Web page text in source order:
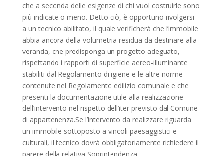
che a seconda delle esigenze di chi vuol costruirle sono
più indicate o meno. Detto ciò, è opportuno rivolgersi
a un tecnico abilitato, il quale verificherà che l’immobile
abbia ancora della volumetria residua da destinare alla
veranda, che predisponga un progetto adeguato,
rispettando i rapporti di superficie aereo-illuminante
stabiliti dal Regolamento di igiene e le altre norme
contenute nel Regolamento edilizio comunale e che
presenti la documentazione utile alla realizzazione
dell’intervento nel rispetto dell’iter previsto dal Comune
di appartenenza.Se l’intervento da realizzare riguarda
un immobile sottoposto a vincoli paesaggistici e
culturali, il tecnico dovrà obbligatoriamente richiedere il
parere della relativa Soprintendenza.